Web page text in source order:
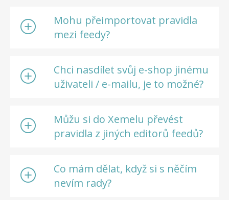
Mohu přeimportovat pravidla
mezi feedy?
Chci nasdílet svůj e-shop jinému
uživateli / e-mailu, je to možné?
Můžu si do Xemelu převést
pravidla z jiných editorů feedů?
Co mám dělat, když si s něčím
nevím rady?